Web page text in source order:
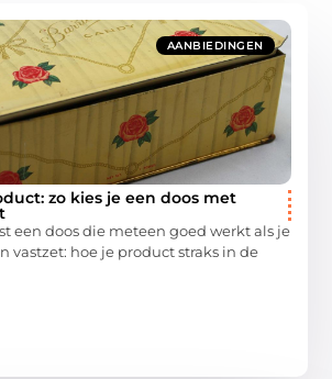
AANBIEDINGEN
zo kies je een doos met
een doos die meteen goed werkt als je
vastzet: hoe je product straks in de